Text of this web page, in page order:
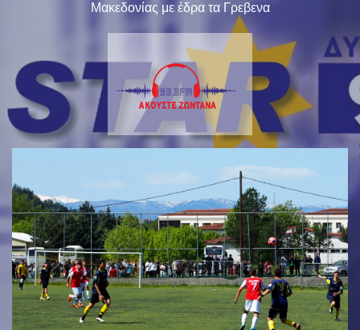
Μακεδονίας με έδρα τα Γρεβενα